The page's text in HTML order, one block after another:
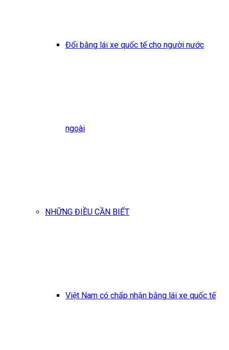
Đổi bằng lái xe quốc tế cho người nước
ngoài
NHỮNG ĐIỀU CẦN BIẾT
Việt Nam có chấp nhận bằng lái xe quốc tế